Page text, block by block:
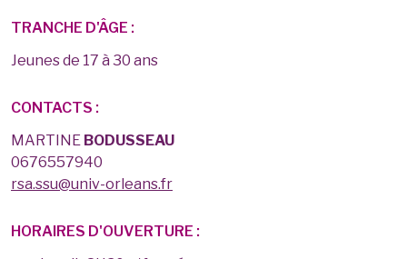
TRANCHE D'ÂGE :
Jeunes de 17 à 30 ans
CONTACTS :
MARTINE BODUSSEAU
0676557940
rsa.ssu@univ-orleans.fr
HORAIRES D'OUVERTURE :